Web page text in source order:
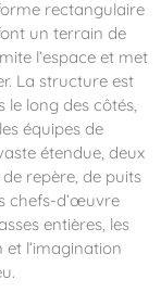
de
enfants
rectangulaire
un terrain de
l’espace et met
La structure est
le long des côtés,
équipes de
étendue, deux
repère, de puits
chefs-d’œuvre
entières, les
l’imagination